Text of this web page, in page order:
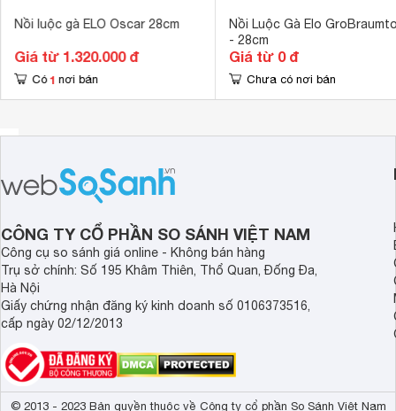
Nồi inox Elo thiết kế tới 3 lớp đáy bao gồm: inox 430,
nhiệt lâu vừa đảm bảo độ bền.
Nồi luộc gà ELO Oscar 28cm
Giá từ 1.320.000 đ
Có 1 nơi bán
Nồi Luộc Gà Elo
- 28cm
Giá từ 0 đ
Chưa có nơi bán
CÔNG TY CỔ PHẦN SO SÁNH VIỆT NAM
Công cụ so sánh giá online - Không bán hàng
Trụ sở chính: Số 195 Khâm Thiên, Thổ Quan, Đống Đa,
Hà Nội
Giấy chứng nhận đăng ký kinh doanh số 0106373516,
cấp ngày 02/12/2013
© 2013 - 2023 Bản quyền thuộc về Công ty cổ phần So Sánh Việt Nam